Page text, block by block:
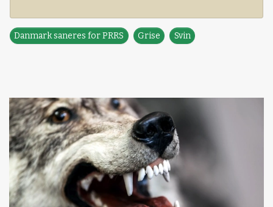
Danmark saneres for PRRS Grise Svin